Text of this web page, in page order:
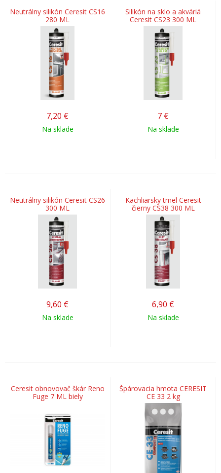
Neutrálny silikón Ceresit CS16
280 ML
7,20 €
Na sklade
Silikón na sklo a akváriá
Ceresit CS23 300 ML
7 €
Na sklade
Neutrálny silikón Ceresit CS26
300 ML
9,60 €
Na sklade
Kachliarsky tmel Ceresit
čierny CS38 300 ML
6,90 €
Na sklade
Ceresit obnovovač škár Reno
Fuge 7 ML biely
Špárovacia hmota CERESIT
CE 33 2 kg